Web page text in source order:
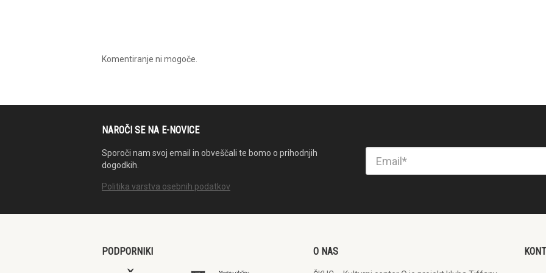
Komentiranje ni mogoče.
NAROČI SE NA E-NOVICE
Sporoči nam svoj email in obveščali te bomo o prihodnjih
dogodkih.
Politika varstva osebnih podatkov
PODPORNIKI O NAS